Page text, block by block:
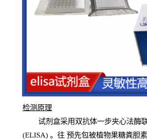
检测原理
试剂盒采用双抗体一步夹心法酶
(ELISA) 。往 预先包被植物果糖粪胆